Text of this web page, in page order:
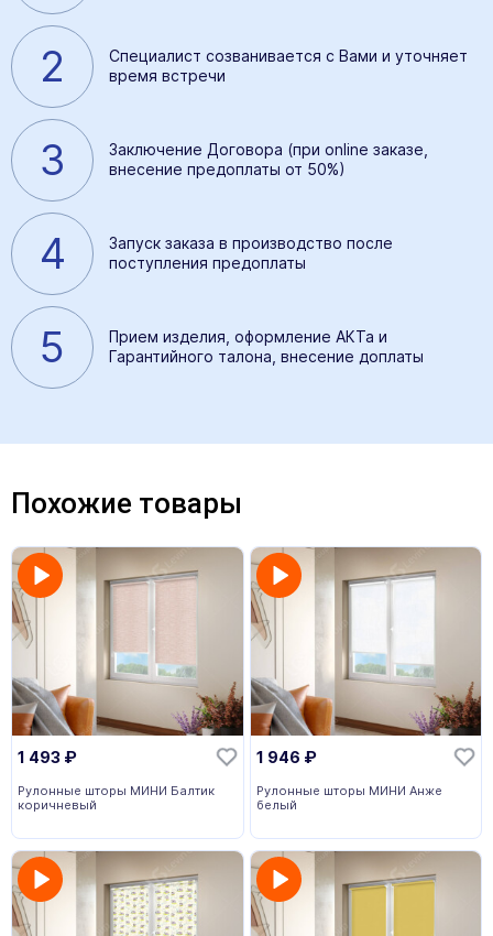
2
Специалист созванивается с Вами и уточняет
время встречи
3
Заключение Договора (при online заказе,
внесение предоплаты от 50%)
4
Запуск заказа в производство после
поступления предоплаты
5
Прием изделия, оформление АКТа и
Гарантийного талона, внесение доплаты
Похожие товары
1 493 ₽
Рулонные шторы МИНИ Балтик
коричневый
1 946 ₽
Рулонные шторы МИНИ Анже
белый